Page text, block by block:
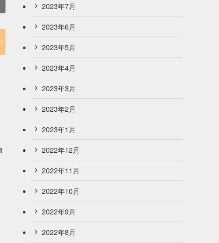
2023年7月
2023年6月
2023年5月
2023年4月
2023年3月
2023年2月
2023年1月
2022年12月
2022年11月
2022年10月
2022年9月
2022年8月